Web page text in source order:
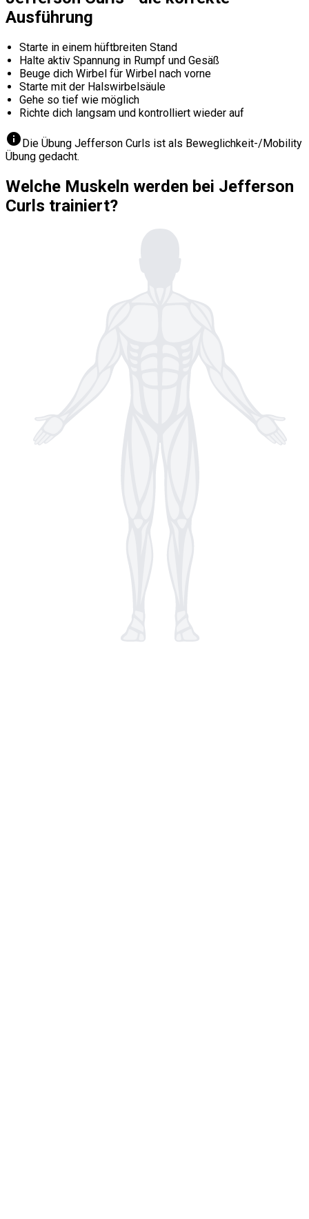
Ausführung
Starte in einem hüftbreiten Stand
Halte aktiv Spannung in Rumpf und Gesäß
Beuge dich Wirbel für Wirbel nach vorne
Starte mit der Halswirbelsäule
Gehe so tief wie möglich
Richte dich langsam und kontrolliert wieder auf
infoDie Übung Jefferson Curls ist als Beweglichkeit-/Mobility
Übung gedacht.
Welche Muskeln werden bei Jefferson
Curls trainiert?